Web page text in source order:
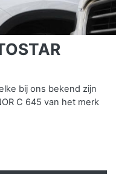
bij ons bekend zijn
C 645 van het merk